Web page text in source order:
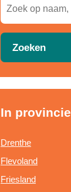
Zoeken
In provincie
Drenthe
Flevoland
Friesland